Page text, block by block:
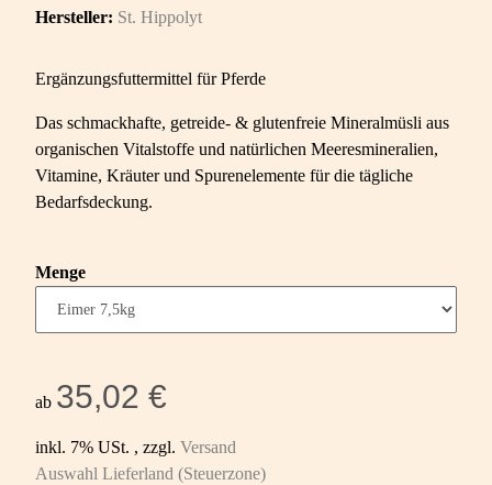
Hersteller: St. Hippolyt
Ergänzungsfuttermittel für Pferde
Das schmackhafte, getreide- & glutenfreie Mineralmüsli aus
organischen Vitalstoffe und natürlichen Meeresmineralien,
Vitamine, Kräuter und Spurenelemente für die tägliche
Bedarfsdeckung.
Menge
ab 35,02 €
inkl. 7% USt. , zzgl. Versand
Auswahl Lieferland (Steuerzone)